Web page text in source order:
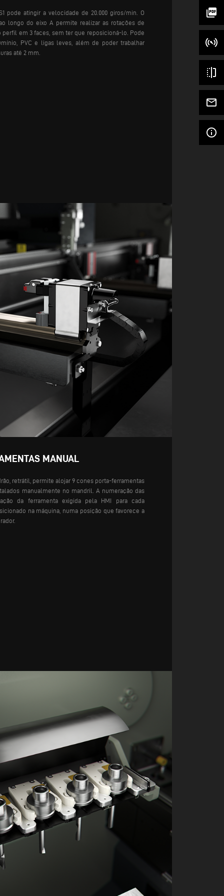
picture_as_pdf
flip
mail_outline
info_outline
pode atingir a velocidade de 20.000 giros/min. O
longo do eixo A permite realizar as rotações de
perfil em 3 faces, sem ter que reposicioná-lo. Pode
PVC e ligas leves, além de poder trabalhar
até 2 mm.
MANUAL
retrátil, permite alojar 9 cones porta-ferramentas
manualmente no mandril. A numeração das
da ferramenta exigida pela HMI para cada
na máquina, numa posição que favorece a